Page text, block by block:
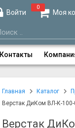
Войти Моя
0
Контакты
Главная Каталог
Верстак ДиКом ВЛ-К-
Верстак